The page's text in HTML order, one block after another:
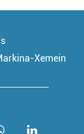
Xemein